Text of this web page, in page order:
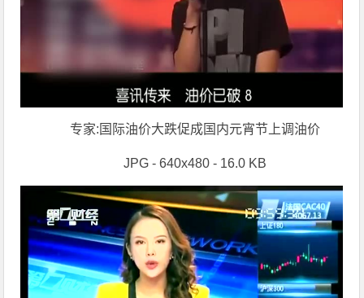
专家:国际油价大跌促成国内元宵节上调油价
JPG - 640x480 - 16.0 KB